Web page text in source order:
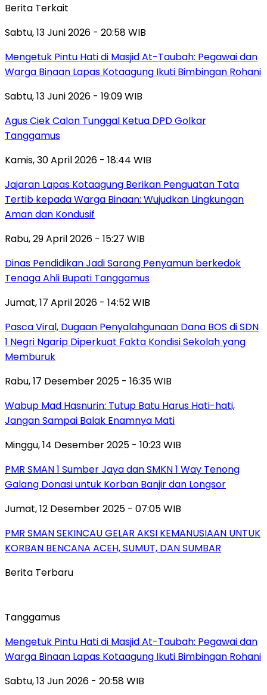
Berita Terkait
Sabtu, 13 Juni 2026 - 20:58 WIB
Mengetuk Pintu Hati di Masjid At-Taubah: Pegawai dan
Warga Binaan Lapas Kotaagung Ikuti Bimbingan Rohani
Sabtu, 13 Juni 2026 - 19:09 WIB
Agus Ciek Calon Tunggal Ketua DPD Golkar
Tanggamus
Kamis, 30 April 2026 - 18:44 WIB
Jajaran Lapas Kotaagung Berikan Penguatan Tata
Tertib kepada Warga Binaan: Wujudkan Lingkungan
Aman dan Kondusif
Rabu, 29 April 2026 - 15:27 WIB
Dinas Pendidikan Jadi Sarang Penyamun berkedok
Tenaga Ahli Bupati Tanggamus
Jumat, 17 April 2026 - 14:52 WIB
Pasca Viral, Dugaan Penyalahgunaan Dana BOS di SDN
1 Negri Ngarip Diperkuat Fakta Kondisi Sekolah yang
Memburuk
Rabu, 17 Desember 2025 - 16:35 WIB
Wabup Mad Hasnurin: Tutup Batu Harus Hati-hati,
Jangan Sampai Balak Enamnya Mati
Minggu, 14 Desember 2025 - 10:23 WIB
PMR SMAN 1 Sumber Jaya dan SMKN 1 Way Tenong
Galang Donasi untuk Korban Banjir dan Longsor
Jumat, 12 Desember 2025 - 07:05 WIB
PMR SMAN SEKINCAU GELAR AKSI KEMANUSIAAN UNTUK
KORBAN BENCANA ACEH, SUMUT, DAN SUMBAR
Berita Terbaru
Tanggamus
Mengetuk Pintu Hati di Masjid At-Taubah: Pegawai dan
Warga Binaan Lapas Kotaagung Ikuti Bimbingan Rohani
Sabtu, 13 Jun 2026 - 20:58 WIB